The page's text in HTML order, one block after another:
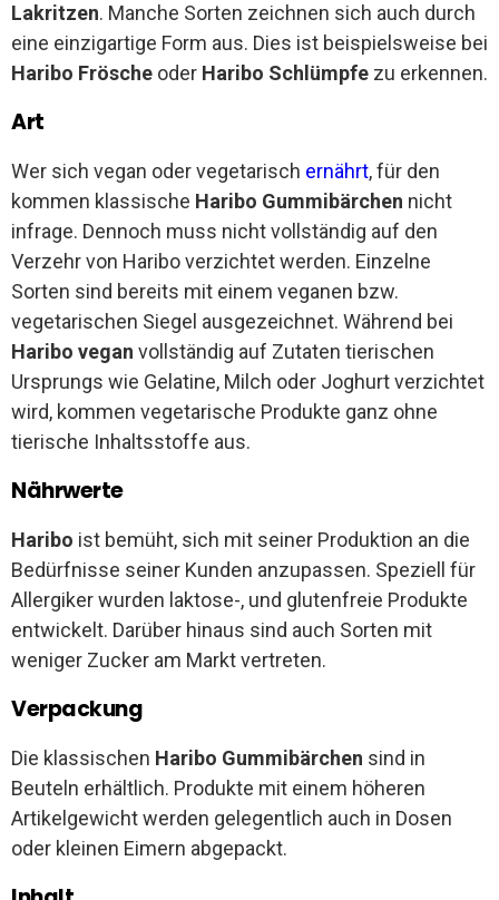
Lakritzen. Manche Sorten zeichnen sich auch durch
eine einzigartige Form aus. Dies ist beispielsweise bei
Haribo Frösche oder Haribo Schlümpfe zu erkennen.
Art
Wer sich vegan oder vegetarisch ernährt, für den
kommen klassische Haribo Gummibärchen nicht
infrage. Dennoch muss nicht vollständig auf den
Verzehr von Haribo verzichtet werden. Einzelne
Sorten sind bereits mit einem veganen bzw.
vegetarischen Siegel ausgezeichnet. Während bei
Haribo vegan vollständig auf Zutaten tierischen
Ursprungs wie Gelatine, Milch oder Joghurt verzichtet
wird, kommen vegetarische Produkte ganz ohne
tierische Inhaltsstoffe aus.
Nährwerte
Haribo ist bemüht, sich mit seiner Produktion an die
Bedürfnisse seiner Kunden anzupassen. Speziell für
Allergiker wurden laktose-, und glutenfreie Produkte
entwickelt. Darüber hinaus sind auch Sorten mit
weniger Zucker am Markt vertreten.
Verpackung
Die klassischen Haribo Gummibärchen sind in
Beuteln erhältlich. Produkte mit einem höheren
Artikelgewicht werden gelegentlich auch in Dosen
oder kleinen Eimern abgepackt.